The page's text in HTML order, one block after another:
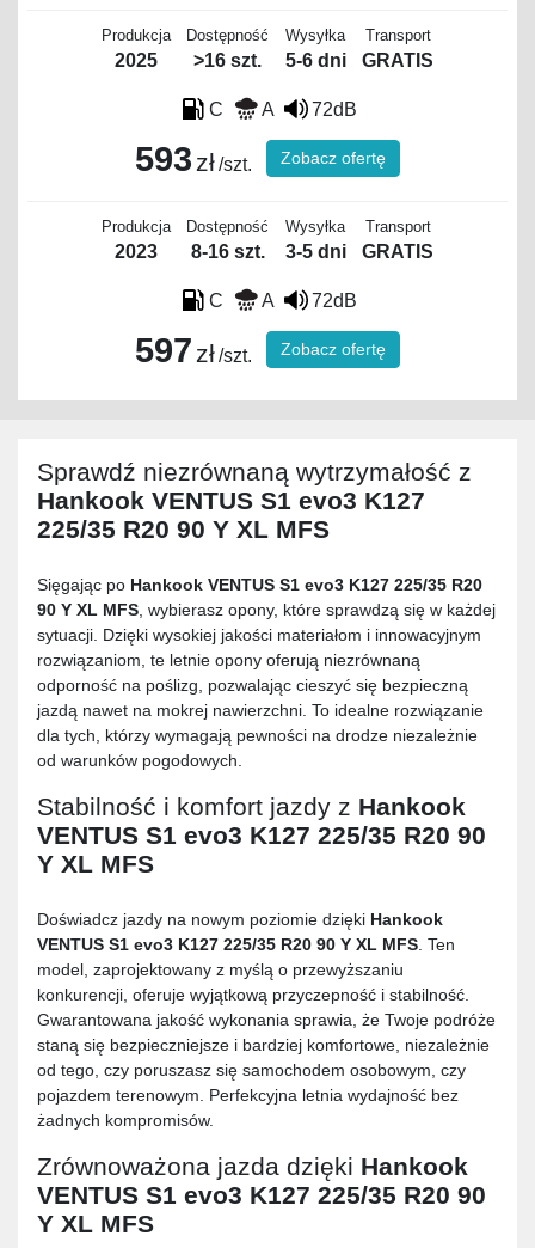
Produkcja
2025
Dostępność
>16 szt.
Wysyłka
5-6 dni
Transport
GRATIS
C A 72dB
593 zł/szt. Zobacz ofertę
Produkcja
2023
Dostępność
8-16 szt.
Wysyłka
3-5 dni
Transport
GRATIS
C A 72dB
597 zł/szt. Zobacz ofertę
Sprawdź niezrównaną wytrzymałość z
Hankook VENTUS S1 evo3 K127
225/35 R20 90 Y XL MFS
Sięgając po Hankook VENTUS S1 evo3 K127 225/35 R20
90 Y XL MFS, wybierasz opony, które sprawdzą się w każdej
sytuacji. Dzięki wysokiej jakości materiałom i innowacyjnym
rozwiązaniom, te letnie opony oferują niezrównaną
odporność na poślizg, pozwalając cieszyć się bezpieczną
jazdą nawet na mokrej nawierzchni. To idealne rozwiązanie
dla tych, którzy wymagają pewności na drodze niezależnie
od warunków pogodowych.
Stabilność i komfort jazdy z Hankook
VENTUS S1 evo3 K127 225/35 R20 90
Y XL MFS
Doświadcz jazdy na nowym poziomie dzięki Hankook
VENTUS S1 evo3 K127 225/35 R20 90 Y XL MFS. Ten
model, zaprojektowany z myślą o przewyższaniu
konkurencji, oferuje wyjątkową przyczepność i stabilność.
Gwarantowana jakość wykonania sprawia, że Twoje podróże
staną się bezpieczniejsze i bardziej komfortowe, niezależnie
od tego, czy poruszasz się samochodem osobowym, czy
pojazdem terenowym. Perfekcyjna letnia wydajność bez
żadnych kompromisów.
Zrównoważona jazda dzięki Hankook
VENTUS S1 evo3 K127 225/35 R20 90
Y XL MFS